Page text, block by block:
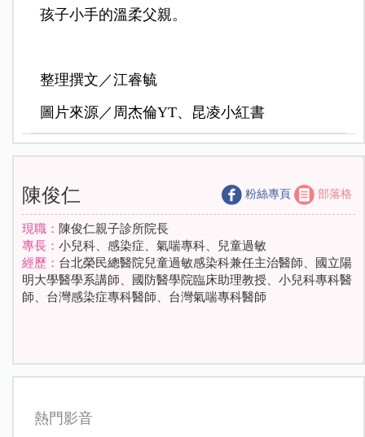
孩子小手的溫柔父親。
整理撰文／江睿毓
圖片來源／周杰倫YT、昆凌小紅書
陳俊仁 粉絲專頁 部落格
現職： 陳俊仁親子診所院長
專長： 小兒科、感染症、氣喘專科、兒童過敏
經歷： 台北榮民總醫院兒童過敏感染科兼任主治醫師、國立陽
明大學醫學系講師、國防醫學院臨床助理教授、小兒科專科醫
師、台灣感染症專科醫師、台灣氣喘專科醫師
熱門影音